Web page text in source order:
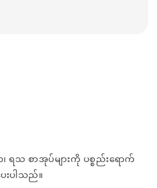
ရသ စာအုပ်များကို ပစ္စည်းရောက်
းပါသည်။